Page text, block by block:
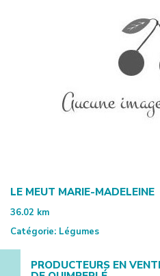
LE MEUT MARIE-MADELEINE
36.02 km
Catégorie: Légumes
PRODUCTEURS EN